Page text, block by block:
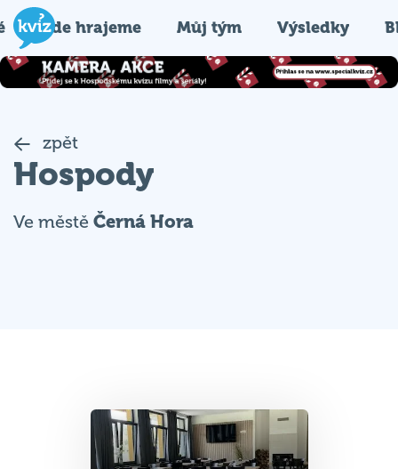
Kde hrajeme Můj tým Výsledky
Hospody